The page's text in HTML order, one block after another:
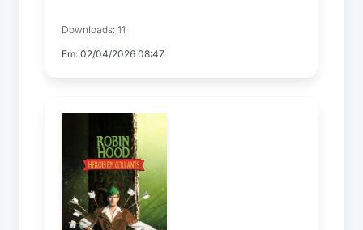
Downloads: 11
Em: 02/04/2026 08:47